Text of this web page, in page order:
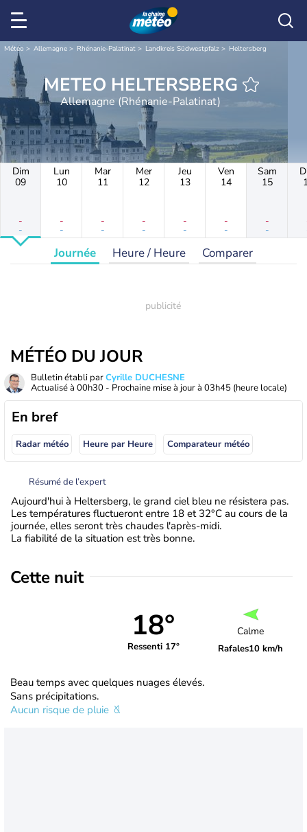
Météo Allemagne Rhénanie-Palatinat Landkreis Südwestpfalz Heltersberg
METEO HELTERSBERG
Allemagne (Rhénanie-Palatinat)
Dim
09
-
-
Lun
10
-
-
Mar
11
-
-
Mer
12
-
-
Jeu
13
-
-
Ven
14
-
-
Sam
15
-
-
Journée Heure / Heure Comparer
MÉTÉO DU JOUR
Bulletin établi parCyrille DUCHESNE
Actualisé à 00h30 - Prochaine mise à jour à 03h45 (heure locale)
En bref
Radar météo Heure par Heure Comparateur météo
Résumé de l’expert
Aujourd'hui à Heltersberg, le grand ciel bleu ne résistera pas.
Les températures fluctueront entre 18 et 32°C au cours de la
journée, elles seront très chaudes l'après-midi.
La fiabilité de la situation est très bonne.
Cette nuit
18°
Ressenti 17°
Calme
Rafales10 km/h
Beau temps avec quelques nuages élevés.
Sans précipitations.
Aucun risque de pluie